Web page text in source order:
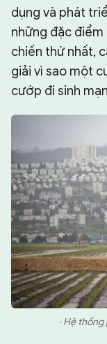
dụng và phát
những đặc điểm
chiến thứ nhất,
giải vì sao một
cướp đi sinh
· Hệ